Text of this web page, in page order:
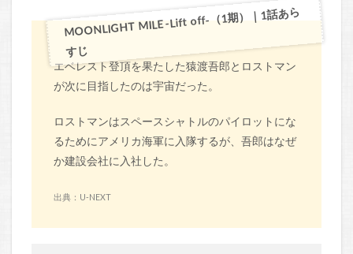
MOONLIGHT MILE -Lift off-（1期）｜1話あら
すじ
エベレスト登頂を果たした猿渡吾郎とロストマン
が次に目指したのは宇宙だった。
ロストマンはスペースシャトルのパイロットにな
るためにアメリカ海軍に入隊するが、吾郎はなぜ
か建設会社に入社した。
出典：U-NEXT